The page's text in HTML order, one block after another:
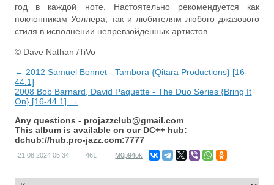
год в каждой ноте. Настоятельно рекомендуется как
поклонникам Уоллера, так и любителям любого джазового
стиля в исполнении непревзойденных артистов.
© Dave Nathan /TiVo
← 2012 Samuel Bonnet - Tambora {Qitara Productions} [16-
44.1]
2008 Bob Barnard, David Paquette - The Duo Series {Bring It
On} [16-44.1] →
Any questions - projazzclub@gmail.com
This album is available on our DC++ hub:
dchub://hub.pro-jazz.com:7777
21.08.2024 05:34 461 M0p94ok